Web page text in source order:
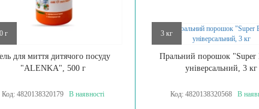
г
для миття дитячого посуду
"ALENKA", 500 г
Код: 4820138320179 В наявності
3 кг
Пральний порошок "Super
універсальний, 3 кг
Код: 4820138320568 В